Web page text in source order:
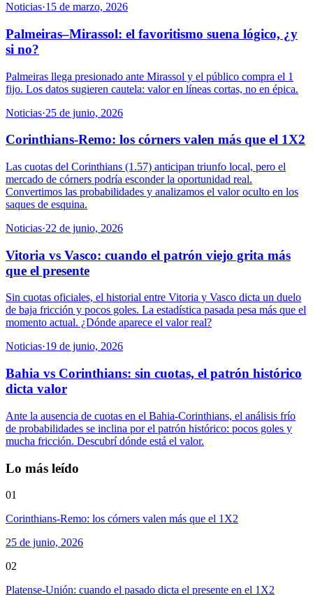
Noticias·15 de marzo, 2026
Palmeiras–Mirassol: el favoritismo suena lógico, ¿y
si no?
Palmeiras llega presionado ante Mirassol y el público compra el 1
fijo. Los datos sugieren cautela: valor en líneas cortas, no en épica.
Noticias·25 de junio, 2026
Corinthians-Remo: los córners valen más que el 1X2
Las cuotas del Corinthians (1.57) anticipan triunfo local, pero el
mercado de córners podría esconder la oportunidad real.
Convertimos las probabilidades y analizamos el valor oculto en los
saques de esquina.
Noticias·22 de junio, 2026
Vitoria vs Vasco: cuando el patrón viejo grita más
que el presente
Sin cuotas oficiales, el historial entre Vitoria y Vasco dicta un duelo
de baja fricción y pocos goles. La estadística pasada pesa más que el
momento actual. ¿Dónde aparece el valor real?
Noticias·19 de junio, 2026
Bahia vs Corinthians: sin cuotas, el patrón histórico
dicta valor
Ante la ausencia de cuotas en el Bahia-Corinthians, el análisis frío
de probabilidades se inclina por el patrón histórico: pocos goles y
mucha fricción. Descubrí dónde está el valor.
Lo más leído
01
Corinthians-Remo: los córners valen más que el 1X2
25 de junio, 2026
02
Platense-Unión: cuando el pasado dicta el presente en el 1X2